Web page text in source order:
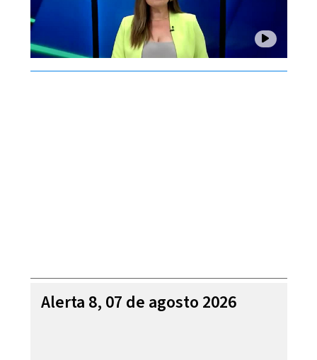
Alerta 8, 07 de agosto 2026